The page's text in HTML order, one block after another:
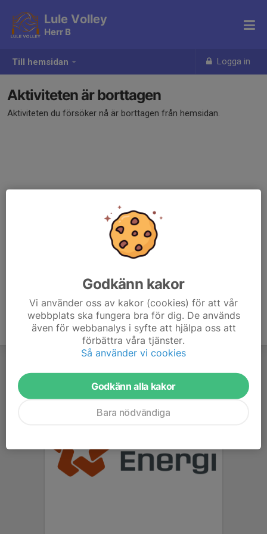
Till hemsidan Logga in
Lule Volley
Herr B
Aktiviteten är borttagen
Aktiviteten du försöker nå är borttagen från hemsidan.
Godkänn kakor
Vi använder oss av kakor (cookies) för att vår
webbplats ska fungera bra för dig. De används
även för webbanalys i syfte att hjälpa oss att
förbättra våra tjänster.
Så använder vi cookies
Godkänn alla kakor
Bara nödvändiga